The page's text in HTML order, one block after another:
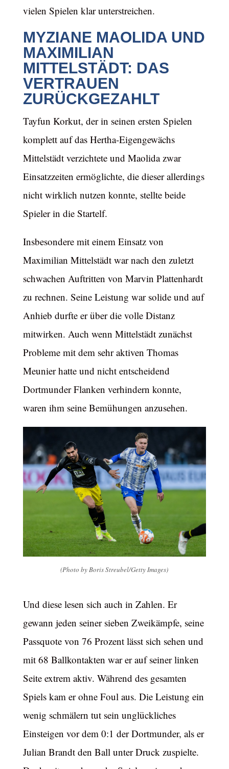
vielen Spielen klar unterstreichen.
MYZIANE MAOLIDA UND
MAXIMILIAN
MITTELSTÄDT: DAS
VERTRAUEN
ZURÜCKGEZAHLT
Tayfun Korkut, der in seinen ersten Spielen
komplett auf das Hertha-Eigengewächs
Mittelstädt verzichtete und Maolida zwar
Einsatzzeiten ermöglichte, die dieser allerdings
nicht wirklich nutzen konnte, stellte beide
Spieler in die Startelf.
Insbesondere mit einem Einsatz von
Maximilian Mittelstädt war nach den zuletzt
schwachen Auftritten von Marvin Plattenhardt
zu rechnen. Seine Leistung war solide und auf
Anhieb durfte er über die volle Distanz
mitwirken. Auch wenn Mittelstädt zunächst
Probleme mit dem sehr aktiven Thomas
Meunier hatte und nicht entscheidend
Dortmunder Flanken verhindern konnte,
waren ihm seine Bemühungen anzusehen.
(Photo by Boris Streubel/Getty Images)
Und diese lesen sich auch in Zahlen. Er
gewann jeden seiner sieben Zweikämpfe, seine
Passquote von 76 Prozent lässt sich sehen und
mit 68 Ballkontakten war er auf seiner linken
Seite extrem aktiv. Während des gesamten
Spiels kam er ohne Foul aus. Die Leistung ein
wenig schmälern tut sein unglückliches
Einsteigen vor dem 0:1 der Dortmunder, als er
Julian Brandt den Ball unter Druck zuspielte.